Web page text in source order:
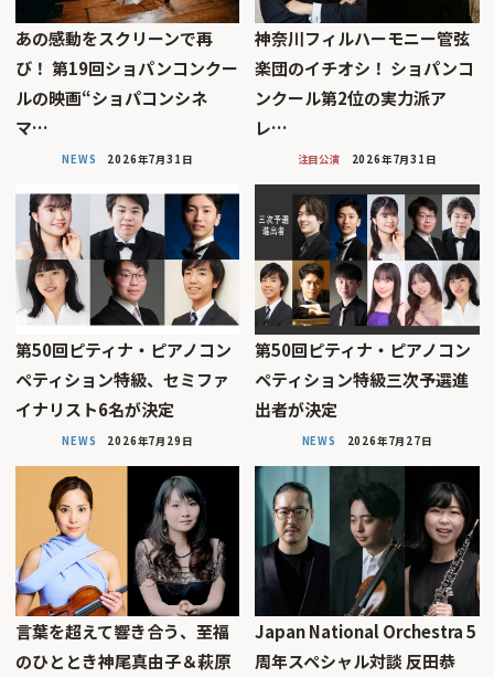
あの感動をスクリーンで再
び！ 第19回ショパンコンクー
ルの映画“ショパコンシネ
マ…
NEWS 2026年7月31日
神奈川フィルハーモニー管弦
楽団のイチオシ！ ショパンコ
ンクール第2位の実力派ア
レ…
注目公演 2026年7月31日
第50回ピティナ・ピアノコン
ペティション特級、セミファ
イナリスト6名が決定
NEWS 2026年7月29日
第50回ピティナ・ピアノコン
ペティション特級三次予選進
出者が決定
NEWS 2026年7月27日
言葉を超えて響き合う、至福
のひととき神尾真由子＆萩原
Japan National Orchestra 5
周年スペシャル対談 反田恭